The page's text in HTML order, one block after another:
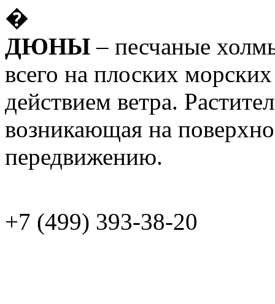
�
ДЮНЫ – песчаные
всего на плоских
действием ветра.
возникающая на
передвижению.
+7 (499)